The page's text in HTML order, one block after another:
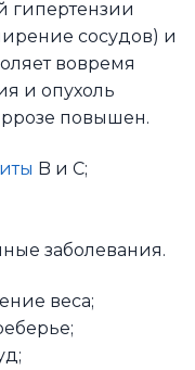
гипертензии
сосудов) и
вовремя
и опухоль
повышен.
B и C;
заболевания.
веса;